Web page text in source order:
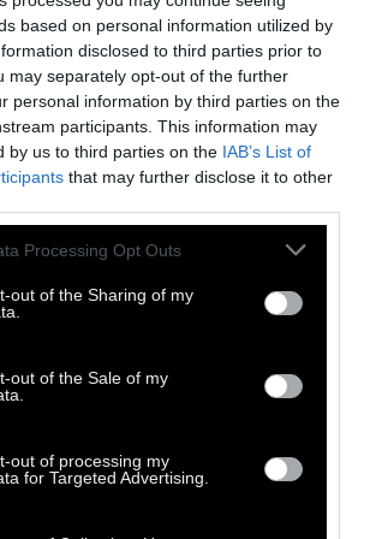
based on personal information utilized by
disclosed to third parties prior to
may separately opt-out of the further
personal information by third parties on the
participants. This information may
by us to third parties on the IAB’s List of
that may further disclose it to other
Processing Opt Outs
out of the Sharing of my
out of the Sale of my
out of processing my
for Targeted Advertising.
μ’ έβρισκαν οι λέξεις,
τα ψάρια και τα φύλλα, τα
τα Ρωσικά Δημήτρης Β.
Ο Αρσένι Ταρκόφσκι (25
Σπούδασε στην Ανωτάτη Σχολή
(1925-1929) και λόγω της
δέχτηκε για το μυστικισμό του,
στην ποίηση και στη μετάφραση
Έχει μεταφράσει
Αρμένιους,
ποιητές. Επί δεκαετίες ο